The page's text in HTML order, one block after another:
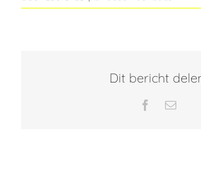
Dit bericht
Facebook
E-